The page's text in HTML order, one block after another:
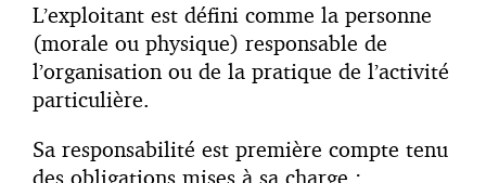
L’exploitant est défini comme la personne
(morale ou physique) responsable de
l’organisation ou de la pratique de l’activité
particulière.
Sa responsabilité est première compte tenu
des obligations mises à sa charge ;